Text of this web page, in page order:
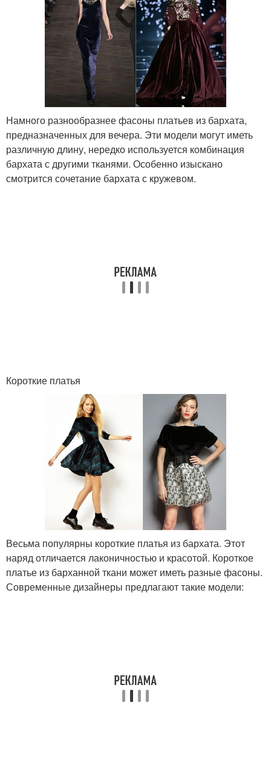
Намного разнообразнее фасоны платьев из бархата,
предназначенных для вечера. Эти модели могут иметь
различную длину, нередко используется комбинация
бархата с другими тканями. Особенно изыскано
смотрится сочетание бархата с кружевом.
Короткие платья
Весьма популярны короткие платья из бархата. Этот
наряд отличается лаконичностью и красотой. Короткое
платье из барханной ткани может иметь разные фасоны.
Современные дизайнеры предлагают такие модели: